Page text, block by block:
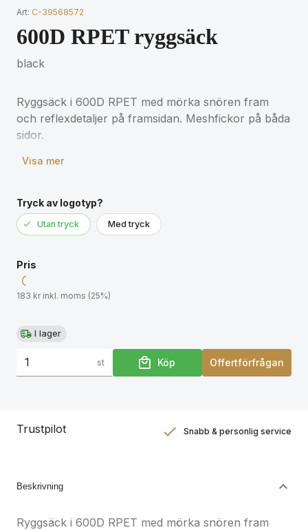
Art: C-39568572
600D RPET ryggsäck
black
Ryggsäck i 600D RPET med mörka snören fram
och reflexdetaljer på framsidan. Meshfickor på båda
sidor.
Visa mer
Tryck av logotyp?
Utan tryck Med tryck
Pris
183 kr inkl. moms (25%)
I lager
st Köp Offertförfrågan
Trustpilot Snabb & personlig service
Beskrivning
Ryggsäck i 600D RPET med mörka snören fram